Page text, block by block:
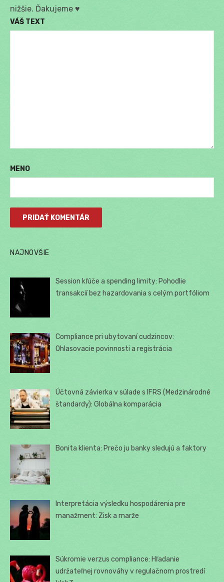
nižšie. Ďakujeme ♥
VÁŠ TEXT
MENO
NAJNOVŠIE
Session kľúče a spending limity: Pohodlie
transakcií bez hazardovania s celým portfóliom
Compliance pri ubytovaní cudzincov:
Ohlasovacie povinnosti a registrácia
Účtovná závierka v súlade s IFRS (Medzinárodné
štandardy): Globálna komparácia
Bonita klienta: Prečo ju banky sledujú a faktory
Interpretácia výsledku hospodárenia pre
manažment: Zisk a marže
Súkromie verzus compliance: Hľadanie
udržateľnej rovnováhy v regulačnom prostredí